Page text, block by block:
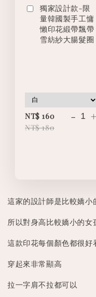
獨家設計款-限
量韓國製手工慵
懶印花緞帶飄帶
雪紡紗大腸髮圈
NT$ 160
NT$ 180
- +
這家的設計師是比較嬌小
所以對身高比較嬌小的女
這款印花每個顏色都很好
穿起來非常顯高
拉一字肩不拉都可以